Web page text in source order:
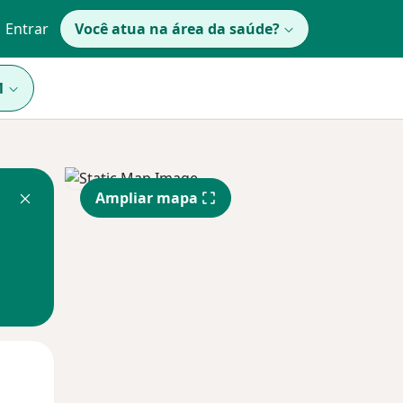
Entrar Você atua na área da saúde?
Ampliar mapa